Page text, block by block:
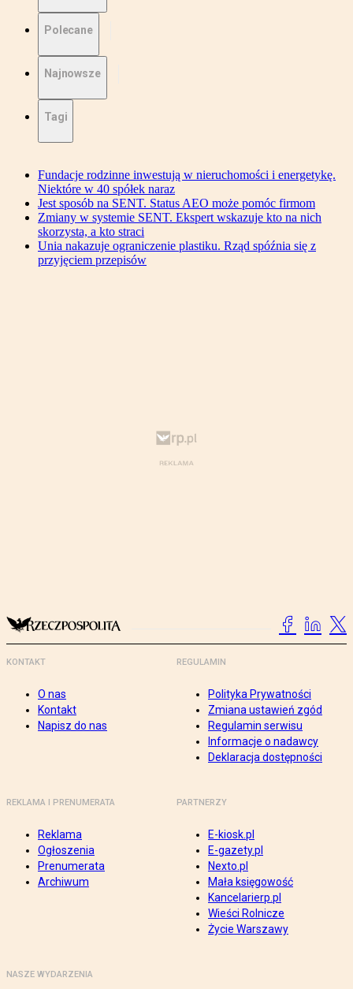
Polecane
Najnowsze
Tagi
Fundacje rodzinne inwestują w nieruchomości i energetykę.
Niektóre w 40 spółek naraz
Jest sposób na SENT. Status AEO może pomóc firmom
Zmiany w systemie SENT. Ekspert wskazuje kto na nich
skorzysta, a kto straci
Unia nakazuje ograniczenie plastiku. Rząd spóźnia się z
przyjęciem przepisów
KONTAKT
O nas
Kontakt
Napisz do nas
REGULAMIN
Polityka Prywatności
Zmiana ustawień zgód
Regulamin serwisu
Informacje o nadawcy
Deklaracja dostępności
REKLAMA I PRENUMERATA
Reklama
Ogłoszenia
Prenumerata
Archiwum
PARTNERZY
E-kiosk.pl
E-gazety.pl
Nexto.pl
Mała księgowość
Kancelarierp.pl
Wieści Rolnicze
Życie Warszawy
NASZE WYDARZENIA